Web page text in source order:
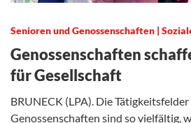
Senioren und Genossenschaften |
Genossenschaften
für Gesellschaft
BRUNECK (LPA). Die
Genossenschaften sind so vielfältig,